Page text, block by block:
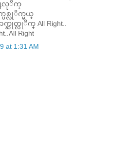
လုိက္
ပစ္လုိက္မယ္
ဆုတ္လုိက္ All Right..
Right
at 1:31 AM